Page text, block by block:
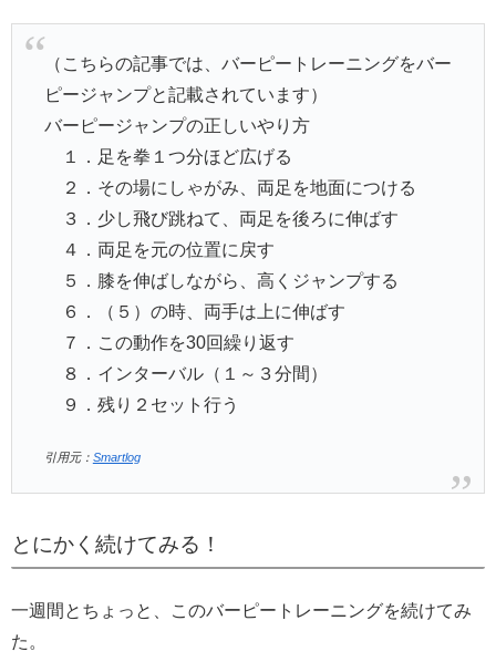
（こちらの記事では、バーピートレーニングをバー
ピージャンプと記載されています）
バーピージャンプの正しいやり方
１．足を拳１つ分ほど広げる
２．その場にしゃがみ、両足を地面につける
３．少し飛び跳ねて、両足を後ろに伸ばす
４．両足を元の位置に戻す
５．膝を伸ばしながら、高くジャンプする
６．（５）の時、両手は上に伸ばす
７．この動作を30回繰り返す
８．インターバル（１～３分間）
９．残り２セット行う
引用元： Smartlog
とにかく続けてみる！
一週間とちょっと、このバーピートレーニングを続けてみ
た。